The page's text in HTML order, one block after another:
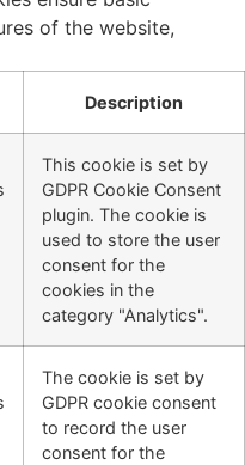
of the website,
Description
This cookie is set by
GDPR Cookie Consent
plugin. The cookie is
used to store the user
consent for the
cookies in the
category "Analytics".
The cookie is set by
GDPR cookie consent
to record the user
consent for the